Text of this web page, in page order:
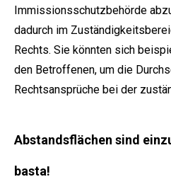
Immissionsschutzbehörde
dadurch im
Rechts. Sie könnten sich
den Betroffenen, um die
Rechtsansprüche bei der
Abstandsflächen sind
basta!